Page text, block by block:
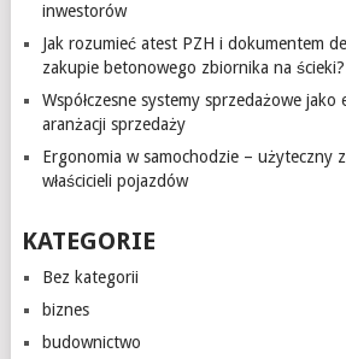
inwestorów
Jak rozumieć atest PZH i dokumentem
zakupie betonowego zbiornika na ścieki?
Współczesne systemy sprzedażowe
aranżacji sprzedaży
Ergonomia w samochodzie – użyteczny
właścicieli pojazdów
KATEGORIE
Bez kategorii
biznes
budownictwo